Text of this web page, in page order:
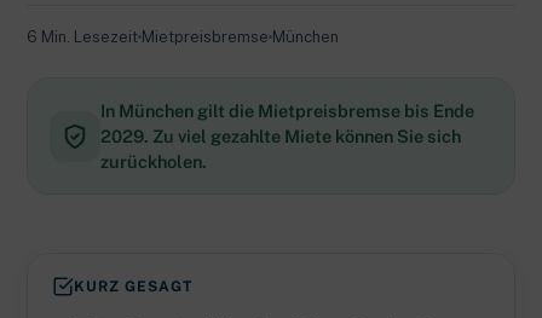
6 Min. Lesezeit Mietpreisbremse München
In München gilt die Mietpreisbremse bis Ende
2029. Zu viel gezahlte Miete können Sie sich
zurückholen.
KURZ GESAGT